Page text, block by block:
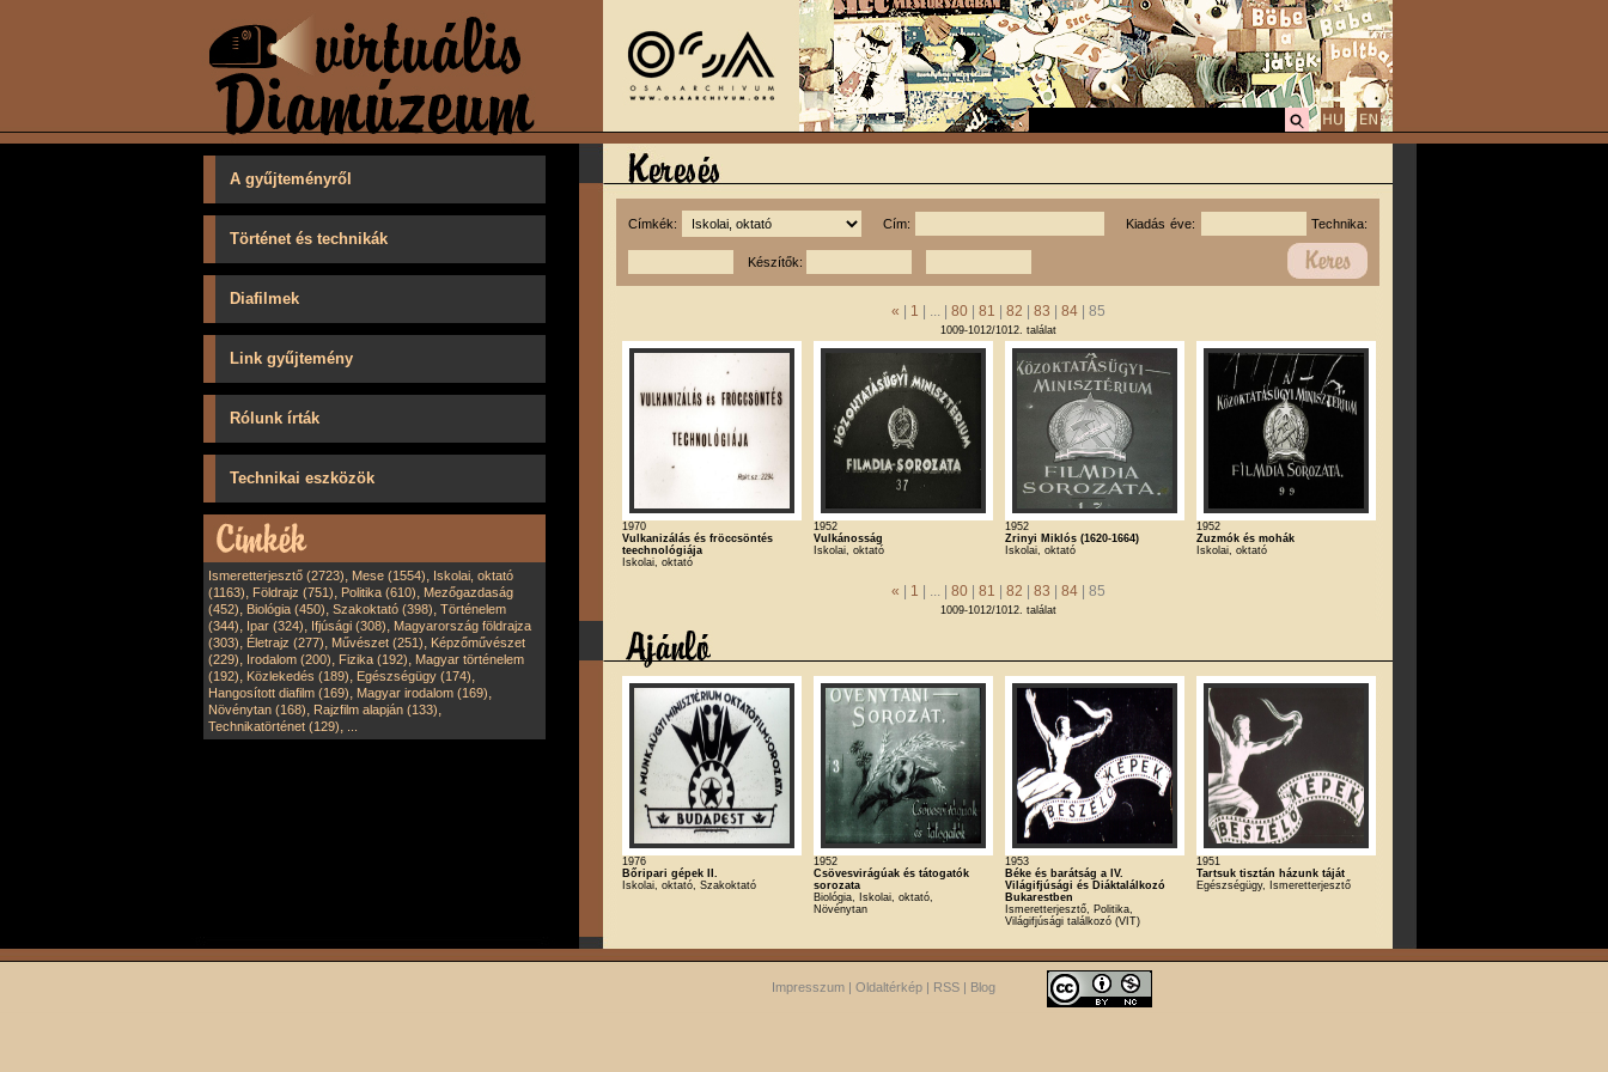
A gyűjteményről
Történet és technikák
Diafilmek
Link gyűjtemény
Rólunk írták
Technikai eszközök
Ismeretterjesztő (2723), Mese (1554), Iskolai, oktató
(1163), Földrajz (751), Politika (610), Mezőgazdaság
(452), Biológia (450), Szakoktató (398), Történelem
(344), Ipar (324), Ifjúsági (308), Magyarország földrajza
(303), Életrajz (277), Művészet (251), Képzőművészet
(229), Irodalom (200), Fizika (192), Magyar történelem
(192), Közlekedés (189), Egészségügy (174),
Hangosított diafilm (169), Magyar irodalom (169),
Növénytan (168), Rajzfilm alapján (133),
Technikatörténet (129),
Címkék: Cím: Kiadás éve: Technika:
Készítők:
« | 1 | ... | 80| 81 | 82 | 83 | 84| 85
1009-1012/1012. találat
1970
Vulkanizálás és fröccsöntés
teechnológiája
Iskolai, oktató
1952
Vulkánosság
Iskolai, oktató
1952
Zrinyi Miklós (1620-1664)
Iskolai, oktató
1952
Zuzmók és mohák
Iskolai, oktató
« | 1 | ... | 80| 81 | 82 | 83 | 84| 85
1009-1012/1012. találat
1976
Bőripari gépek II.
Iskolai, oktató, Szakoktató
1952
Csövesvirágúak és tátogatók
sorozata
Biológia, Iskolai, oktató,
Növénytan
1953
Béke és barátság a IV.
Világifjúsági és Diáktalálkozó
Bukarestben
Ismeretterjesztő, Politika,
Világifjúsági találkozó (VIT)
1951
Tartsuk tisztán házunk táját
Egészségügy, Ismeretterjesztő
Impresszum Oldaltérkép RSS Blog